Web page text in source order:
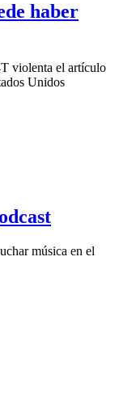
haber
violenta el artículo
Unidos
música en el